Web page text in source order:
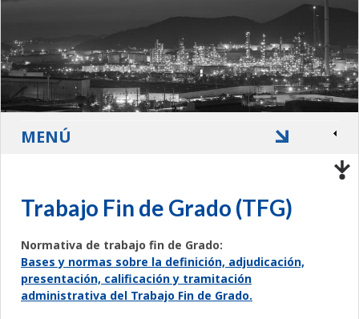
Trabajo Fin de Grado (TFG)
Normativa de trabajo fin de Grado:
Bases y normas sobre la definición, adjudicación,
presentación, calificación y tramitación
administrativa del Trabajo Fin de Grado.
MENÚ